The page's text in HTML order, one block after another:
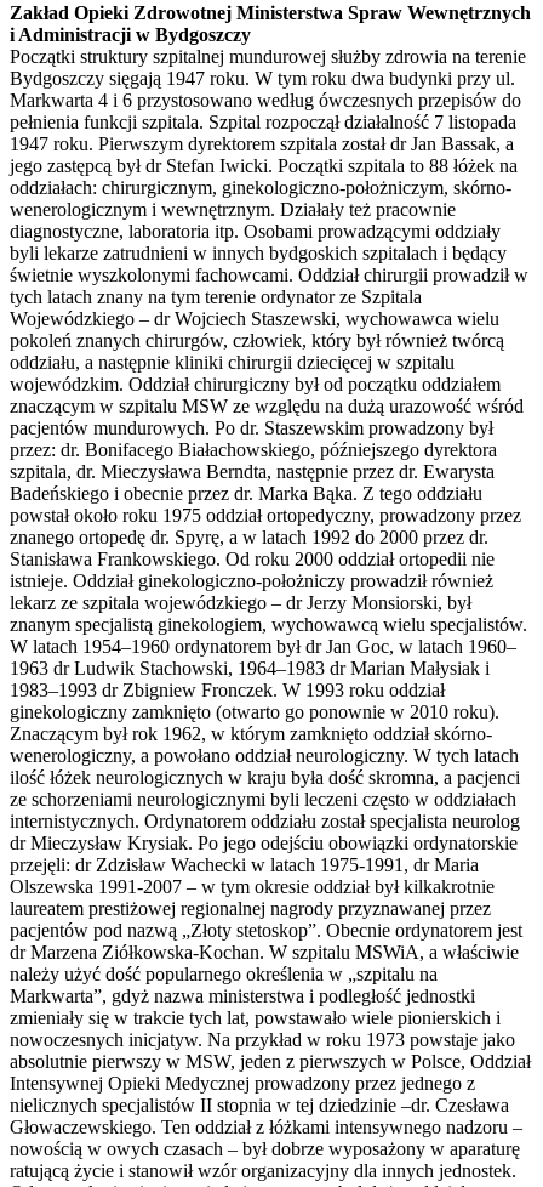
Zakład Opieki Zdrowotnej Ministerstwa Spraw Wewnętrznych
i Administracji w Bydgoszczy
Początki struktury szpitalnej mundurowej służby zdrowia na terenie
Bydgoszczy sięgają 1947 roku. W tym roku dwa budynki przy ul.
Markwarta 4 i 6 przystosowano według ówczesnych przepisów do
pełnienia funkcji szpitala. Szpital rozpoczął działalność 7 listopada
1947 roku. Pierwszym dyrektorem szpitala został dr Jan Bassak, a
jego zastępcą był dr Stefan Iwicki. Początki szpitala to 88 łóżek na
oddziałach: chirurgicznym, ginekologiczno-położniczym, skórno-
wenerologicznym i wewnętrznym. Działały też pracownie
diagnostyczne, laboratoria itp. Osobami prowadzącymi oddziały
byli lekarze zatrudnieni w innych bydgoskich szpitalach i będący
świetnie wyszkolonymi fachowcami. Oddział chirurgii prowadził w
tych latach znany na tym terenie ordynator ze Szpitala
Wojewódzkiego – dr Wojciech Staszewski, wychowawca wielu
pokoleń znanych chirurgów, człowiek, który był również twórcą
oddziału, a następnie kliniki chirurgii dziecięcej w szpitalu
wojewódzkim. Oddział chirurgiczny był od początku oddziałem
znaczącym w szpitalu MSW ze względu na dużą urazowość wśród
pacjentów mundurowych. Po dr. Staszewskim prowadzony był
przez: dr. Bonifacego Białachowskiego, późniejszego dyrektora
szpitala, dr. Mieczysława Berndta, następnie przez dr. Ewarysta
Badeńskiego i obecnie przez dr. Marka Bąka. Z tego oddziału
powstał około roku 1975 oddział ortopedyczny, prowadzony przez
znanego ortopedę dr. Spyrę, a w latach 1992 do 2000 przez dr.
Stanisława Frankowskiego. Od roku 2000 oddział ortopedii nie
istnieje. Oddział ginekologiczno-położniczy prowadził również
lekarz ze szpitala wojewódzkiego – dr Jerzy Monsiorski, był
znanym specjalistą ginekologiem, wychowawcą wielu specjalistów.
W latach 1954–1960 ordynatorem był dr Jan Goc, w latach 1960–
1963 dr Ludwik Stachowski, 1964–1983 dr Marian Małysiak i
1983–1993 dr Zbigniew Fronczek. W 1993 roku oddział
ginekologiczny zamknięto (otwarto go ponownie w 2010 roku).
Znaczącym był rok 1962, w którym zamknięto oddział skórno-
wenerologiczny, a powołano oddział neurologiczny. W tych latach
ilość łóżek neurologicznych w kraju była dość skromna, a pacjenci
ze schorzeniami neurologicznymi byli leczeni często w oddziałach
internistycznych. Ordynatorem oddziału został specjalista neurolog
dr Mieczysław Krysiak. Po jego odejściu obowiązki ordynatorskie
przejęli: dr Zdzisław Wachecki w latach 1975-1991, dr Maria
Olszewska 1991-2007 – w tym okresie oddział był kilkakrotnie
laureatem prestiżowej regionalnej nagrody przyznawanej przez
pacjentów pod nazwą „Złoty stetoskop”. Obecnie ordynatorem jest
dr Marzena Ziółkowska-Kochan. W szpitalu MSWiA, a właściwie
należy użyć dość popularnego określenia w „szpitalu na
Markwarta”, gdyż nazwa ministerstwa i podległość jednostki
zmieniały się w trakcie tych lat, powstawało wiele pionierskich i
nowoczesnych inicjatyw. Na przykład w roku 1973 powstaje jako
absolutnie pierwszy w MSW, jeden z pierwszych w Polsce, Oddział
Intensywnej Opieki Medycznej prowadzony przez jednego z
nielicznych specjalistów II stopnia w tej dziedzinie –dr. Czesława
Głowaczewskiego. Ten oddział z łóżkami intensywnego nadzoru –
nowością w owych czasach – był dobrze wyposażony w aparaturę
ratującą życie i stanowił wzór organizacyjny dla innych jednostek.